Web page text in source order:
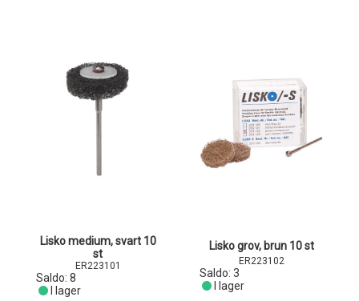
Lisko medium, svart 10
st
ER223101
Saldo: 8
I lager
Lisko grov, brun 10 st
ER223102
Saldo: 3
I lager